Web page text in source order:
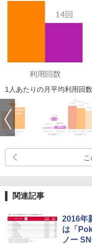
1人あたりの月平均利用回
関連記事
2016年
は「
ノー